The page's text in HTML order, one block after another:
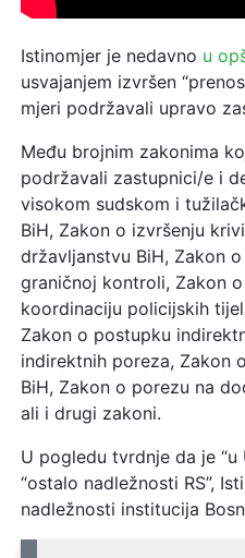
Istinomjer je nedavno u
usvajanjem izvršen
mjeri podržavali upravo
Među brojnim zakonima
podržavali zastupnici/e i
visokom sudskom i
BiH, Zakon o izvršenju
državljanstvu BiH, Zakon
graničnoj kontroli, Zakon
koordinaciju policijskih
Zakon o postupku
indirektnih poreza, Zakon
BiH, Zakon o porezu na
ali i drugi zakoni.
U pogledu tvrdnje da je “u
“ostalo nadležnosti RS”,
nadležnosti institucija